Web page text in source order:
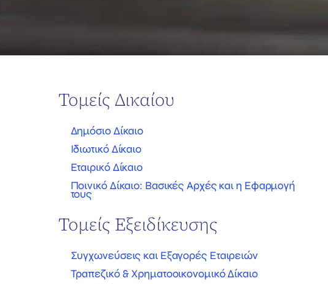
Τομείς Δικαίου
Δημόσιο Δίκαιο
Ιδιωτικό Δίκαιο
Εταιρικό Δίκαιο
Ποινικό Δίκαιο: Βασικές Αρχές και η Εφαρμογή
τους
Τομείς Εξειδίκευσης
Συγχωνεύσεις και Εξαγορές Εταιρειών
Τραπεζικό & Χρηματοοικονομικό Δίκαιο